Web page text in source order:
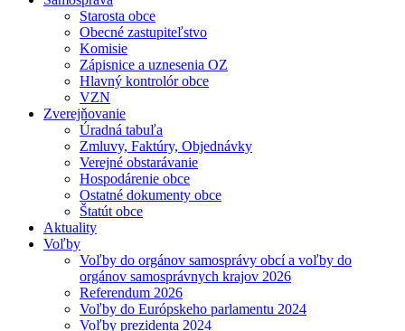
Starosta obce
Obecné zastupiteľstvo
Komisie
Zápisnice a uznesenia OZ
Hlavný kontrolór obce
VZN
Zverejňovanie
Úradná tabuľa
Zmluvy, Faktúry, Objednávky
Verejné obstarávanie
Hospodárenie obce
Ostatné dokumenty obce
Štatút obce
Aktuality
Voľby
Voľby do orgánov samosprávy obcí a voľby do
orgánov samosprávnych krajov 2026
Referendum 2026
Voľby do Európskeho parlamentu 2024
Voľby prezidenta 2024